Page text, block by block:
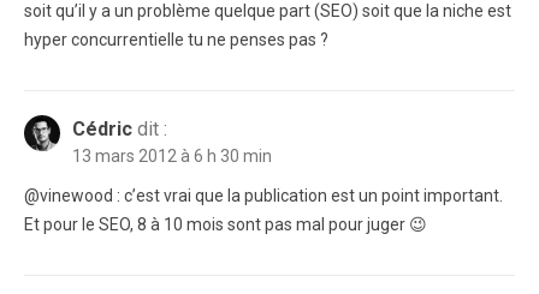
soit qu’il y a un problème quelque part (SEO) soit que la niche est
hyper concurrentielle tu ne penses pas ?
Cédric dit :
13 mars 2012 à 6 h 30 min
@vinewood : c’est vrai que la publication est un point important.
Et pour le SEO, 8 à 10 mois sont pas mal pour juger 😉